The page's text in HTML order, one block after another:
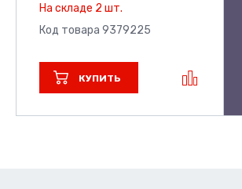
На складе 2 шт.
Код товара 9379225
КУПИТЬ